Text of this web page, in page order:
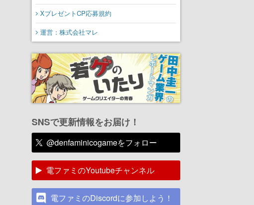
XプレゼントCP応募規約
運営：株式会社マレ
SNSで更新情報をお届け！
@denfaminicogameをフォロー
電ファミのYoutubeチャンネル
電ファミのDiscordに参加しよう！